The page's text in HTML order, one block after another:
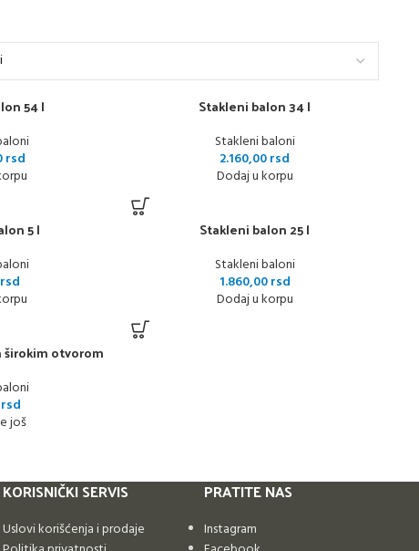
54 l
rsd
Stakleni balon 34 l
Stakleni baloni
2.160,00rsd
Dodaj u korpu
5 l
rsd
Stakleni balon 25 l
Stakleni baloni
1.860,00rsd
Dodaj u korpu
širokim otvorom
rsd
još
KORISNIČKI SERVIS
Uslovi korišćenja i prodaje
PRATITE NAS
Instagram